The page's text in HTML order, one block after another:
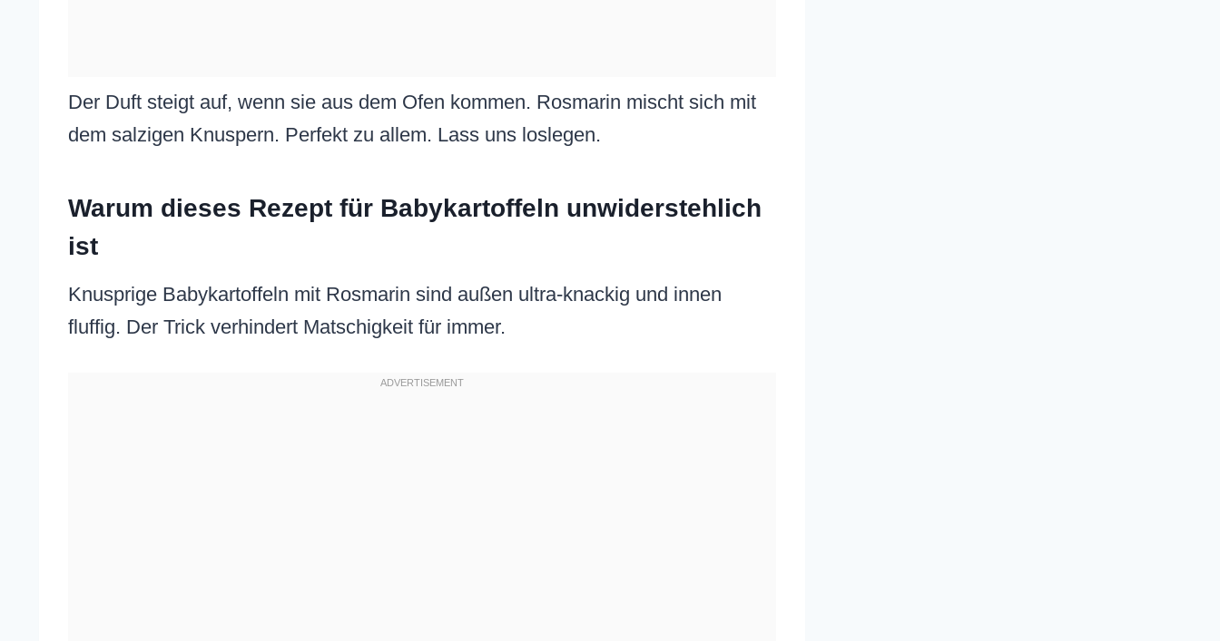
Der Duft steigt auf, wenn sie aus dem Ofen kommen. Rosmarin mischt sich mit
dem salzigen Knuspern. Perfekt zu allem. Lass uns loslegen.
Warum dieses Rezept für Babykartoffeln unwiderstehlich
ist
Knusprige Babykartoffeln mit Rosmarin sind außen ultra-knackig und innen
fluffig. Der Trick verhindert Matschigkeit für immer.